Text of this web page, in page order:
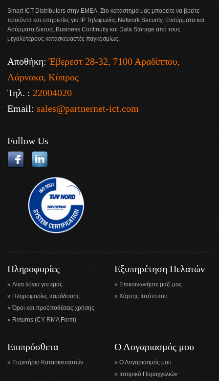
Smart ICT Distributors στην ΕΜΕΑ. Στο κατάστημά μας μπορείτε να βρείτε
προϊόντα και υπηρεσίες για IP Τηλεφωνία, Network Security, Ενσύρματα και
Ασύρματα Δίκτυα, Business Continuity και Data Storage από τους
μεγαλύτερους κατασκευαστές παγκοσμίως.
Αποθήκη:Έβερεστ 28-32, 7100 Αραδίππου,
Λάρνακα, Κύπρος
Τηλ. : 22004020
Email: sales@partnernet-ict.com
Follow Us
Πληροφορίες
Λίγα λόγια για εμάς
Πληροφορίες παράδοσης
Όροι και προϋποθέσεις χρήσης
Returns (CY RMA Form)
Εξυπηρέτηση Πελατών
Επικοινωνήστε μαζί μας
Χάρτης Ιστότοπου
Επιπρόσθετα
Ευρετήριο Κατασκευαστών
Ο Λογαριασμός μου
Ο Λογαριασμός μου
Ιστορικό Παραγγελιών